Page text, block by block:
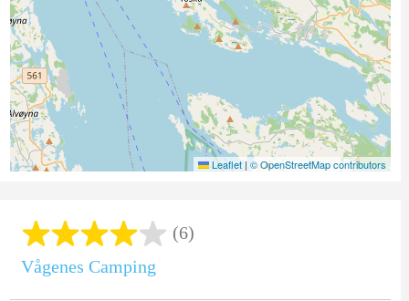
Leaflet | © OpenStreetMap contributors
(6)
Vågenes Camping